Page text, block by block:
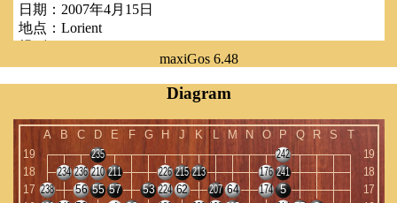
日期： 2007年4月15日
地点： Lorient
贴路：7.5路(目)
手数：102
Benjamin is ranked 5k but he is actually 2-3d. He is one of these
rising youth as our Guillaume from Tours...
maxiGos 6.48
Diagram